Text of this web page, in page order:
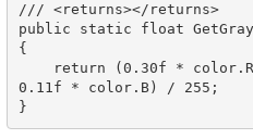
/// <returns></returns>
public static float
{
0.11f * color.B) / 255;